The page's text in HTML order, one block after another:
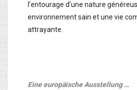
l’entourage d’une nature
environnement sain et une vie
attrayante.
Eine europäische Ausstellung …